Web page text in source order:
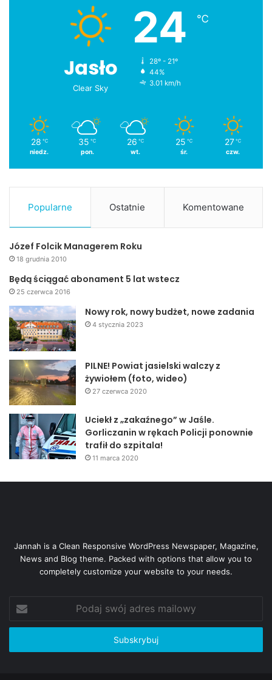
Jasło
Clear Sky
24 ℃
28º - 21º
44%
3.01 km/h
28 ℃
niedz.
35 ℃
pon.
26 ℃
wt.
25 ℃
śr.
27 ℃
czw.
Popularne Ostatnie Komentowane
Józef Folcik Managerem Roku
18 grudnia 2010
Będą ściągać abonament 5 lat wstecz
25 czerwca 2016
Nowy rok, nowy budżet, nowe zadania
4 stycznia 2023
PILNE! Powiat jasielski walczy z
żywiołem (foto, wideo)
27 czerwca 2020
Uciekł z „zakaźnego” w Jaśle.
Gorliczanin w rękach Policji ponownie
trafił do szpitala!
11 marca 2020
Jannah is a Clean Responsive WordPress Newspaper, Magazine,
News and Blog theme. Packed with options that allow you to
completely customize your website to your needs.
swój
adres